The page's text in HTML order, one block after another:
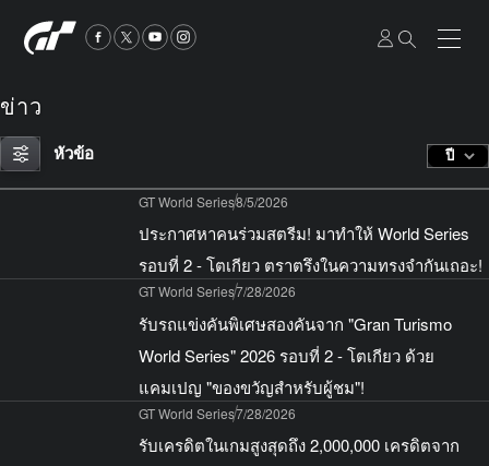
ข่าว
หัวข้อ ปี
GT World Series8/5/2026
ประกาศหาคนร่วมสตรีม! มาทำให้ World Series
รอบที่ 2 - โตเกียว ตราตรึงในความทรงจำกันเถอะ!
GT World Series7/28/2026
รับรถแข่งคันพิเศษสองคันจาก "Gran Turismo
World Series" 2026 รอบที่ 2 - โตเกียว ด้วย
แคมเปญ "ของขวัญสำหรับผู้ชม"!
GT World Series7/28/2026
รับเครดิตในเกมสูงสุดถึง 2,000,000 เครดิตจาก